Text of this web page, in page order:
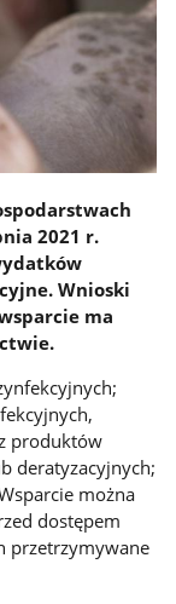
2021 r.
Wnioski
ma
produktów
deratyzacyjnych;
można
dostępem
przetrzymywane